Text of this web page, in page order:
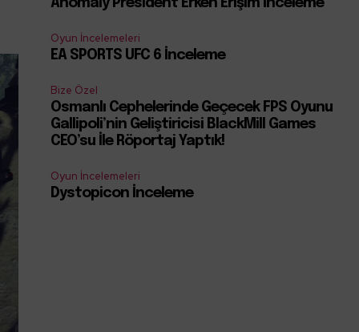
Anomaly President Erken Erişim İnceleme
Oyun İncelemeleri
EA SPORTS UFC 6 İnceleme
Bize Özel
Osmanlı Cephelerinde Geçecek FPS Oyunu
Gallipoli’nin Geliştiricisi BlackMill Games
CEO’su İle Röportaj Yaptık!
Oyun İncelemeleri
Dystopicon İnceleme